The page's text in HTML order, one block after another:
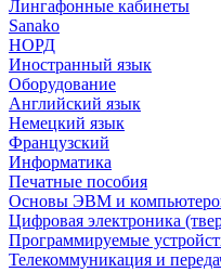
Лингафонные кабинеты
Sanako
НОРД
Иностранный язык
Оборудование
Английский язык
Немецкий язык
Французский
Информатика
Печатные пособия
Основы ЭВМ и
Цифровая электроника
Программируемые
Телекоммуникация и